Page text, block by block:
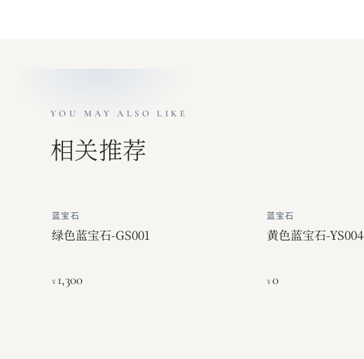
YOU MAY ALSO LIKE
相关推荐
蓝宝石
绿色蓝宝石-GS001
¥1,300
蓝宝石
黄色蓝宝石-YS004
¥0